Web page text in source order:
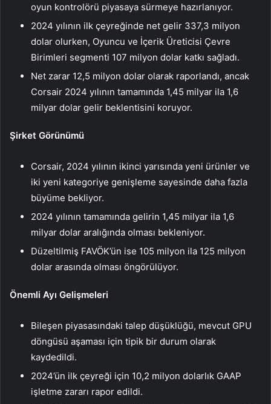
oyun kontrolörü piyasaya sürmeye hazırlanıyor.
2024 yılının ilk çeyreğinde net gelir 337,3 milyon
dolar olurken, Oyuncu ve İçerik Üreticisi Çevre
Birimleri segmenti 107 milyon dolar katkı sağladı.
Net zarar 12,5 milyon dolar olarak raporlandı, ancak
Corsair 2024 yılının tamamında 1,45 milyar ila 1,6
milyar dolar gelir beklentisini koruyor.
Şirket Görünümü
Corsair, 2024 yılının ikinci yarısında yeni ürünler ve
iki yeni kategoriye genişleme sayesinde daha fazla
büyüme bekliyor.
2024 yılının tamamında gelirin 1,45 milyar ila 1,6
milyar dolar aralığında olması bekleniyor.
Düzeltilmiş FAVÖK’ün ise 105 milyon ila 125 milyon
dolar arasında olması öngörülüyor.
Önemli Ayı Gelişmeleri
Bileşen piyasasındaki talep düşüklüğü, mevcut GPU
döngüsü aşaması için tipik bir durum olarak
kaydedildi.
2024’ün ilk çeyreği için 10,2 milyon dolarlık GAAP
işletme zararı rapor edildi.